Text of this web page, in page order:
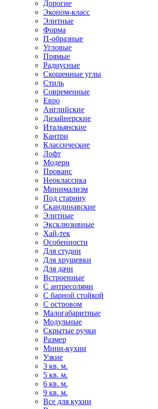
Дорогие
Эконом-класс
Элитные
Форма
П-образные
Угловые
Прямые
Радиусные
Скошенные углы
Стиль
Современные
Евро
Английские
Дизайнерские
Итальянские
Кантри
Классические
Лофт
Модерн
Прованс
Неоклассика
Минимализм
Под старину
Скандинавские
Элитные
Эксклюзивные
Хай-тек
Особенности
Для студии
Для хрущевки
Для дачи
Встроенные
С антресолями
С барной стойкой
С островом
Малогабаритные
Модульные
Скрытые ручки
Размер
Мини-кухни
Узкие
3 кв. м.
5 кв. м.
6 кв. м.
9 кв. м.
Все для кухни